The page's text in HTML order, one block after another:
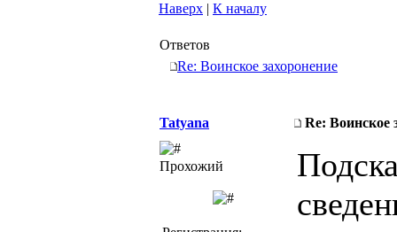
Наверх | К началу
Ответов
Re: Воинское захоронение
Tatyana Re: Воинское
Прохожий